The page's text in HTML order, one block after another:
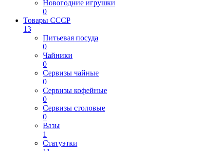
Новогодние игрушки
0
Товары СССР
13
Питьевая посуда
0
Чайники
0
Сервизы чайные
0
Сервизы кофейные
0
Сервизы столовые
0
Вазы
1
Статуэтки